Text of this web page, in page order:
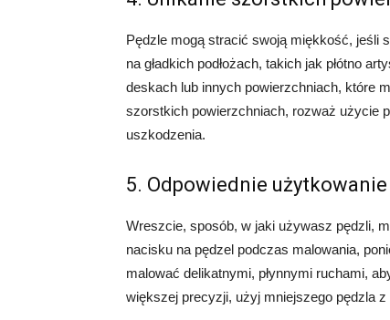
Pędzle mogą stracić swoją miękkość, jeśli
na gładkich podłożach, takich jak płótno
deskach lub innych powierzchniach, które
szorstkich powierzchniach, rozważ użycie
uszkodzenia.
5. Odpowiednie
Wreszcie, sposób, w jaki używasz pędzli,
nacisku na pędzel podczas malowania,
malować delikatnymi, płynnymi ruchami,
większej precyzji, użyj mniejszego pędzla z